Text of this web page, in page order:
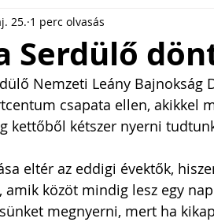
Serdülő
25. 1 perc olvasás
Nemzeti Leány Bajnokság
csapata ellen, akikkel
kettőből kétszer nyerni
eltér az eddigi évektők,
közöt mindig lesz egy
megnyerni, mert ha